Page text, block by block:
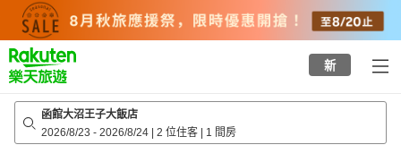
top
page
新
函館大沼王子大飯店
2026/8/23 - 2026/8/24 | 2 位住客 | 1 間房